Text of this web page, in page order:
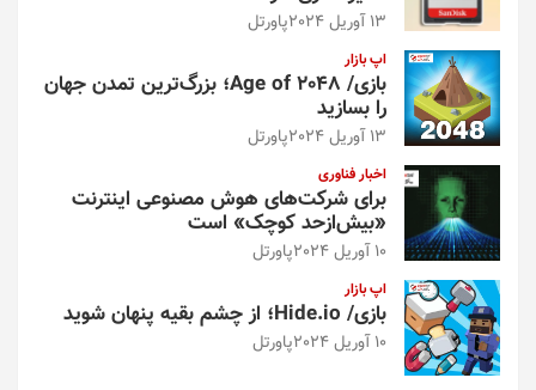
13 آوریل 2024 پاورتل
اپ بازار
بازی/ Age of 2048؛ بزرگ‌ترین تمدن جهان
را بسازید
13 آوریل 2024 پاورتل
اخبار فناوری
برای شرکت‌های هوش مصنوعی اینترنت
«بیش‌از‌حد کوچک» است
10 آوریل 2024 پاورتل
اپ بازار
بازی/ Hide.io؛ از چشم بقیه پنهان شوید
10 آوریل 2024 پاورتل